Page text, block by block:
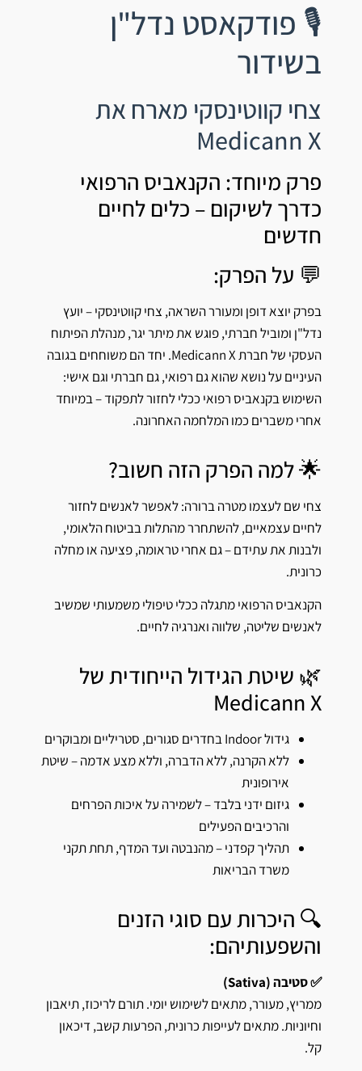
🎙️ פודקאסט נדל"ן
בשידור
צחי קווטינסקי מארח את
Medicann X
פרק מיוחד: הקנאביס הרפואי
כדרך לשיקום – כלים לחיים
חדשים
💬 על הפרק:
בפרק יוצא דופן ומעורר השראה, צחי קווטינסקי – יועץ
נדל"ן ומוביל חברתי, פוגש את מיתר יגר, מנהלת הפיתוח
העסקי של חברת Medicann X. יחד הם משוחחים בגובה
העיניים על נושא שהוא גם רפואי, גם חברתי וגם אישי:
השימוש בקנאביס רפואי ככלי לחזור לתפקוד – במיוחד
אחרי משברים כמו המלחמה האחרונה.
🌟 למה הפרק הזה חשוב?
צחי שם לעצמו מטרה ברורה: לאפשר לאנשים לחזור
לחיים עצמאיים, להשתחרר מהתלות בביטוח הלאומי,
ולבנות את עתידם – גם אחרי טראומה, פציעה או מחלה
כרונית.
הקנאביס הרפואי מתגלה ככלי טיפולי משמעותי שמשיב
לאנשים שליטה, שלווה ואנרגיה לחיים.
🌿 שיטת הגידול הייחודית של
Medicann X
גידול Indoor בחדרים סגורים, סטריליים ומבוקרים
ללא הקרנה, ללא הדברה, וללא מצע אדמה – שיטת
אירופונית
גיזום ידני בלבד – לשמירה על איכות הפרחים
והרכיבים הפעילים
תהליך קפדני – מהנבטה ועד המדף, תחת תקני
משרד הבריאות
🔍 היכרות עם סוגי הזנים
והשפעותיהם:
✅ סטיבה (Sativa)
ממריץ, מעורר, מתאים לשימוש יומי. תורם לריכוז, תיאבון
וחיוניות. מתאים לעייפות כרונית, הפרעות קשב, דיכאון
קל.